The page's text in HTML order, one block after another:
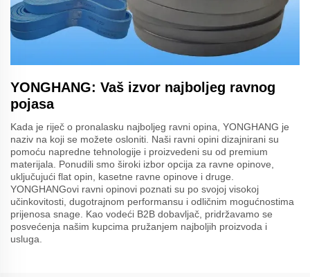
YONGHANG: Vaš izvor najboljeg ravnog
pojasa
Kada je riječ o pronalasku najboljeg ravni opina, YONGHANG je
naziv na koji se možete osloniti. Naši ravni opini dizajnirani su
pomoću napredne tehnologije i proizvedeni su od premium
materijala. Ponudili smo široki izbor opcija za ravne opinove,
uključujući flat opin, kasetne ravne opinove i druge.
YONGHANGovi ravni opinovi poznati su po svojoj visokoj
učinkovitosti, dugotrajnom performansu i odličnim mogućnostima
prijenosa snage. Kao vodeći B2B dobavljač, pridržavamo se
posvećenja našim kupcima pružanjem najboljih proizvoda i
usluga.